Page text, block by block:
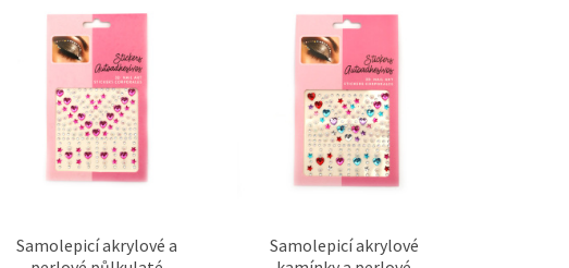
Samolepicí akrylové a
Samolepicí akrylové